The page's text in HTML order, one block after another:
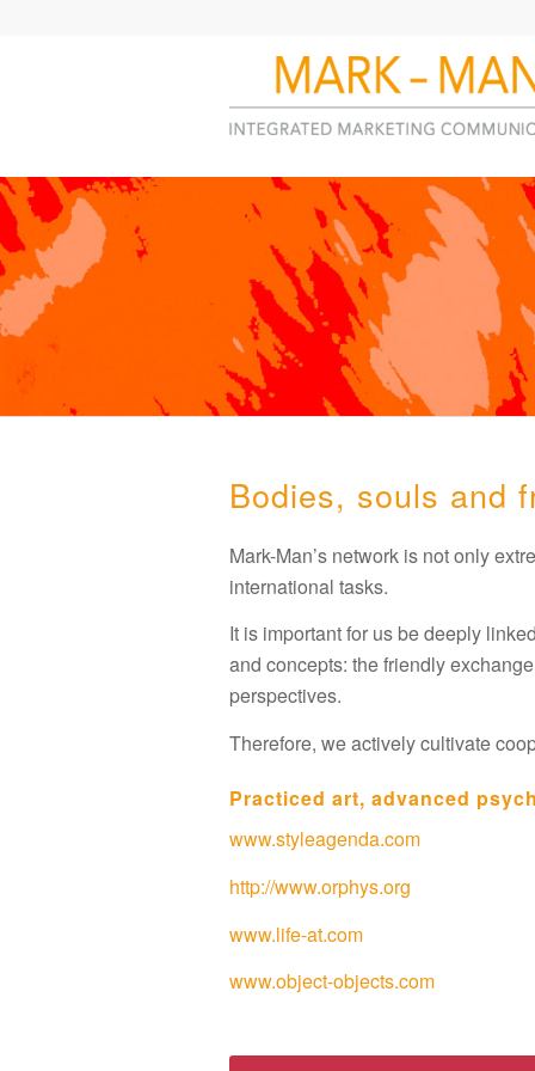
Bodies, souls and
Mark-Man’s network is not only
international tasks.
It is important for us be deeply
and concepts: the friendly
perspectives.
Therefore, we actively cultivate
Practiced art, advanced
www.styleagenda.com
http://www.orphys.org
www.life-at.com
www.object-objects.com